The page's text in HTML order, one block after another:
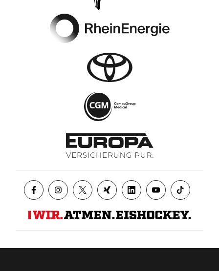
Datenschutz AGB Impressum Kontakt Presse